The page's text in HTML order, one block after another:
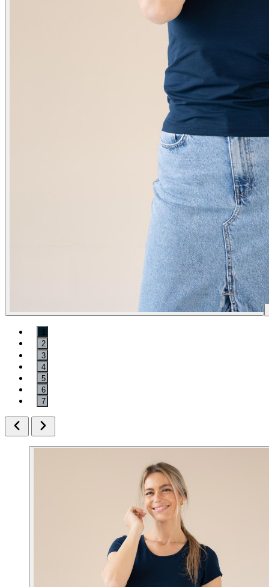
1
2
3
4
5
6
7